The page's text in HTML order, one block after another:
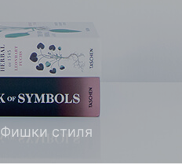
Фишки стиля